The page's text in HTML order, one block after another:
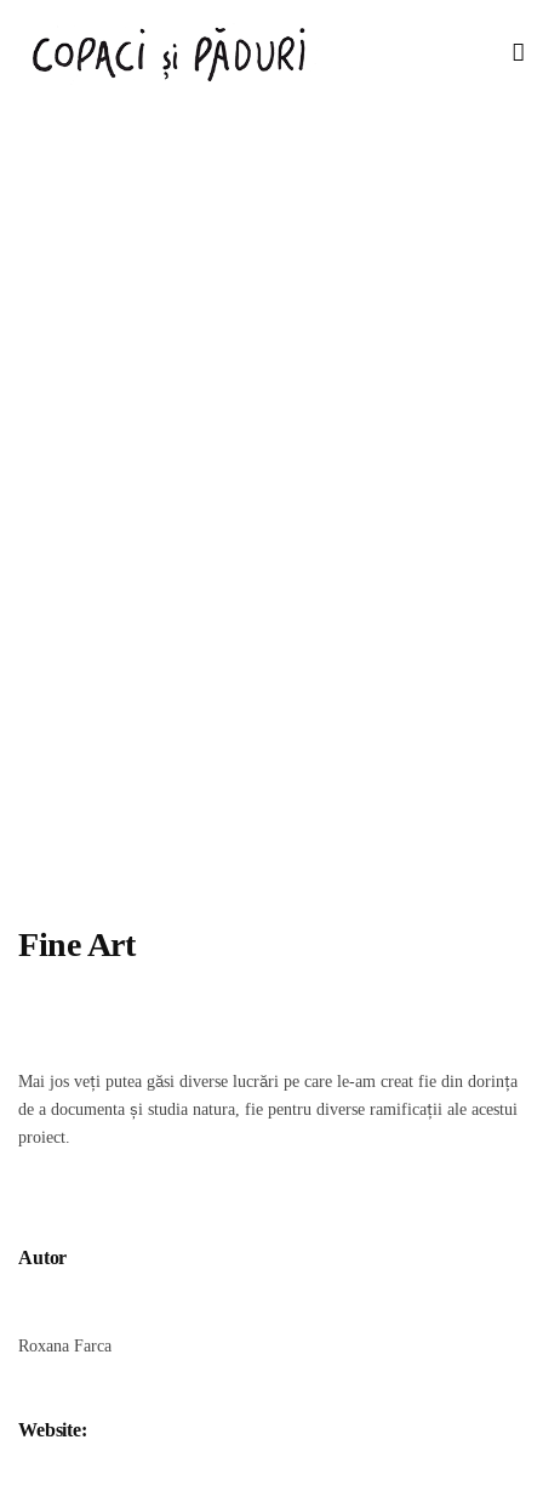
Fine Art
Mai jos veți putea găsi diverse lucrări pe care le-am creat fie din dorința
de a documenta și studia natura, fie pentru diverse ramificații ale acestui
proiect.
Autor
Roxana Farca
Website: